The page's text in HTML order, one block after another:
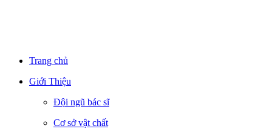
Trang chủ
Giới Thiệu
Đội ngũ bác sĩ
Cơ sở vật chất